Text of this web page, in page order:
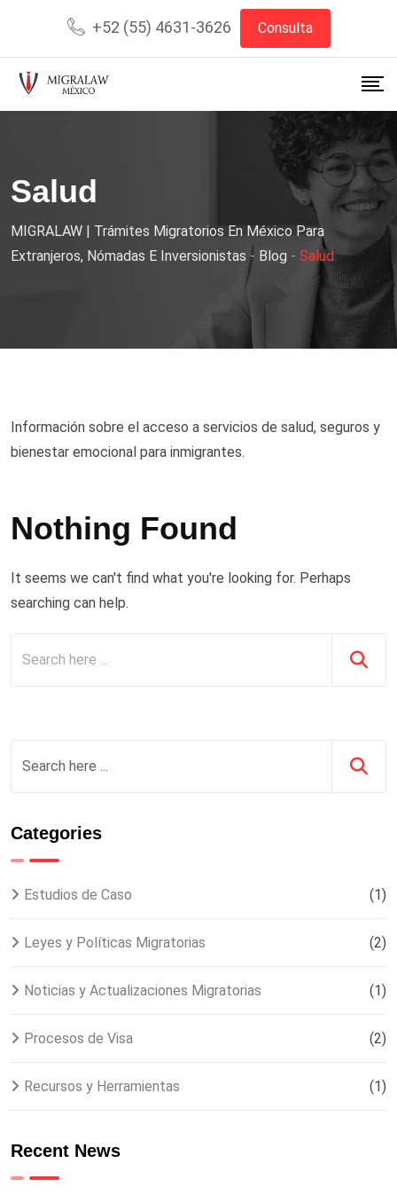
+52 (55) 4631-3626 Consulta
Salud
MIGRALAW | Trámites Migratorios En México Para
Extranjeros, Nómadas E Inversionistas - Blog - Salud
Información sobre el acceso a servicios de salud, seguros y
bienestar emocional para inmigrantes.
Nothing Found
It seems we can't find what you're looking for. Perhaps
searching can help.
Categories
Estudios de Caso (1)
Leyes y Políticas Migratorias (2)
Noticias y Actualizaciones Migratorias (1)
Procesos de Visa (2)
Recursos y Herramientas (1)
Recent News